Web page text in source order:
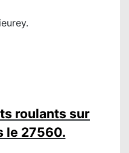
roulants sur
le 27560.